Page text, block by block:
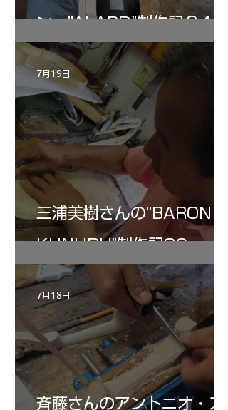
ン ”ALARD"制作記３4
三浦美樹さんの”BARON・
KUNUPU"制作記30
7月19日
斉藤さんのアントニオ・ス
7月18日